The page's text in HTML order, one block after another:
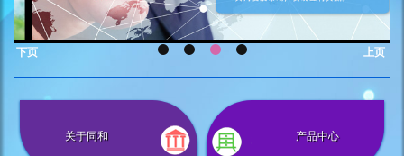
上页
下页
关于同和 产品中心